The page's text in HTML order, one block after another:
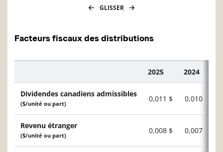
GLISSER
Facteurs fiscaux des distributions
2025 2024
Dividendes canadiens admissibles
($/unité ou part)
0,011 $ 0,010 $
Revenu étranger
($/unité ou part)
0,008 $ 0,007 $